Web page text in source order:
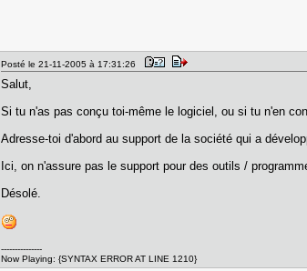
Posté le 21-11-2005 à 17:31:26
Salut,
Si tu n'as pas conçu toi-même le logiciel, ou si tu n'en
Adresse-toi d'abord au support de la société qui a
Ici, on n'assure pas le support pour des outils /
Désolé.
---------------
Now Playing: {SYNTAX ERROR AT LINE 1210}